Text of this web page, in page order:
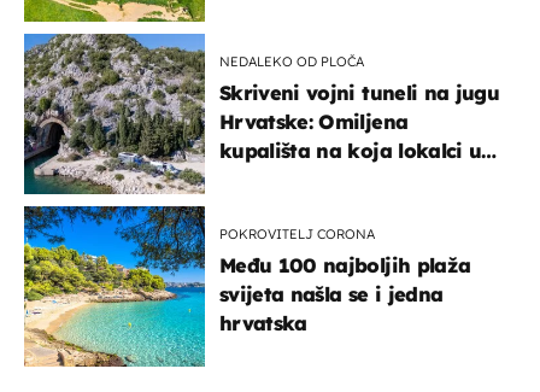
NEDALEKO OD PLOČA
Skriveni vojni tuneli na jugu
Hrvatske: Omiljena
kupališta na koja lokalci u
POKROVITELJ CORONA
Među 100 najboljih plaža
svijeta našla se i jedna
hrvatska